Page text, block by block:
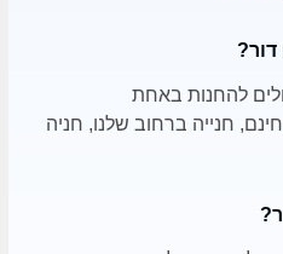
להחנות באחת
חנייה ברחוב שלנו, חניה